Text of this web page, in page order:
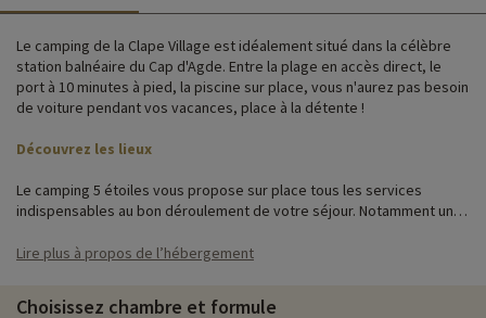
Le camping de la Clape Village est idéalement situé dans la célèbre
station balnéaire du Cap d'Agde. Entre la plage en accès direct, le
port à 10 minutes à pied, la piscine sur place, vous n'aurez pas besoin
de voiture pendant vos vacances, place à la détente !
Découvrez les lieux
Le camping 5 étoiles vous propose sur place tous les services
indispensables au bon déroulement de votre séjour. Notamment un
activités familiales, un parking, une laverie et l'accès wifi.
Les logements sont tout équipés avec réfrigérateur, plaques de
Lire plus à propos de l’hébergement
Choisissez chambre et formule